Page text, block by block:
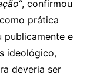
“, confirmou
prática
publicamente e
ideológico,
deveria ser